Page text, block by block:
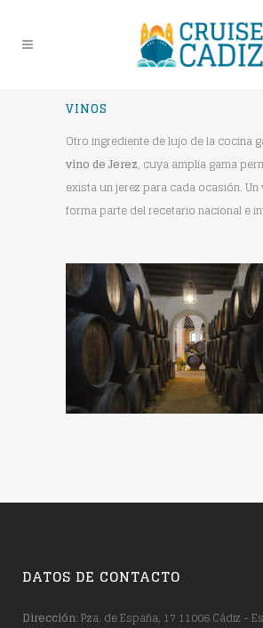
VINOS
Otro ingrediente de lujo de la cocina
vino de Jerez, cuya amplia gama
exista un jerez para cada ocasión.
forma parte del recetario nacional e
DATOS DE CONTACTO
Dirección: Pza. de España, 17 11006 Cádiz -